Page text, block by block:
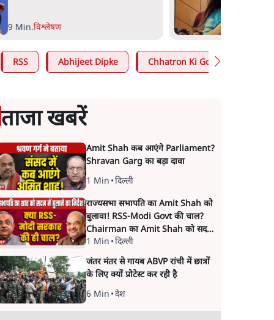
9 Min.विश्लेषण
RSS Abhijeet Dipke Chhatron Ki Goonj
ताजा खबरें
Amit Shah कब आएंगे Parliament?
Shravan Garg का बड़ा दावा
1 Min •दिल्ली
राज्यसभा सभापति का Amit Shah को
बुलावा! RSS-Modi Govt की चाल?
Chairman का Amit Shah को सदन
में बयान देने का संकेत क्यों? Senior
journalist Vinod Agnihotri ने इसे
Modi Government और RSS की
संभावित strategy से जोड़कर बड़ा
सवाल उठाया है।
1 Min •दिल्ली
जंतर मंतर से गायब ABVP रांची में छात्रों
के लिए क्यों प्रोटेस्ट कर रही है
6 Min •देश